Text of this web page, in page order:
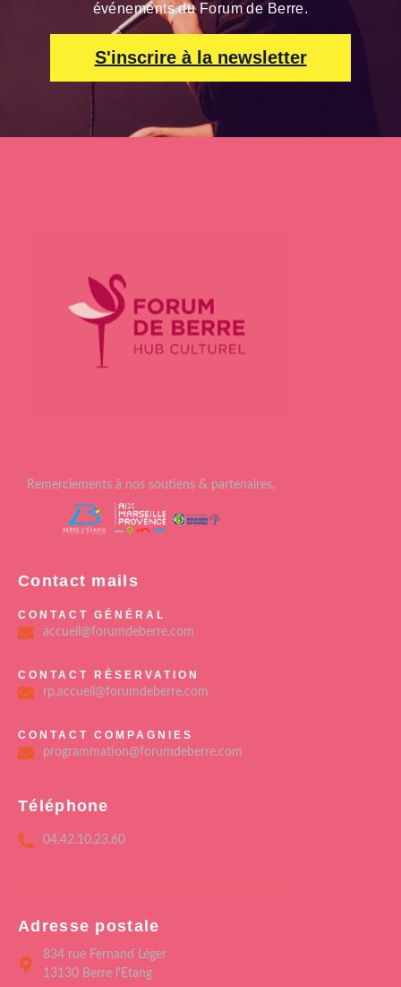
événements du Forum de Berre.
S'inscrire à la newsletter
Remerciements à nos soutiens & partenaires.
Contact mails
CONTACT GÉNÉRAL
accueil@forumdeberre.com
CONTACT RÉSERVATION
rp.accueil@forumdeberre.com
CONTACT COMPAGNIES
programmation@forumdeberre.com
Téléphone
04.42.10.23.60
Adresse postale
834 rue Fernand Léger
13130 Berre l'Etang